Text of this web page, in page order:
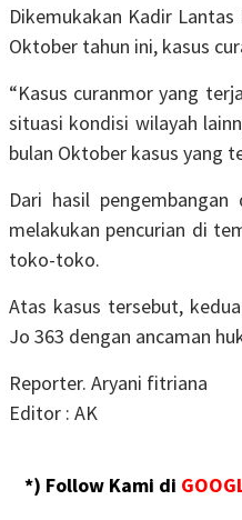
Dikemukakan Kadir
Oktober tahun ini, kasus
“Kasus curanmor yang
situasi kondisi wilayah
bulan Oktober kasus yang
Dari hasil
melakukan pencurian di
toko-toko.
Atas kasus tersebut,
Jo 363 dengan ancaman
Reporter. Aryani fitriana
Editor : AK
*) Follow Kami di